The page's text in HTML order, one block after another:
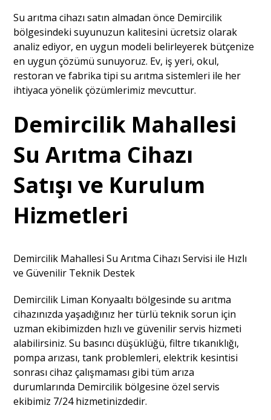
Su arıtma cihazı satın almadan önce Demircilik
bölgesindeki suyunuzun kalitesini ücretsiz olarak
analiz ediyor, en uygun modeli belirleyerek bütçenize
en uygun çözümü sunuyoruz. Ev, iş yeri, okul,
restoran ve fabrika tipi su arıtma sistemleri ile her
ihtiyaca yönelik çözümlerimiz mevcuttur.
Demircilik Mahallesi
Su Arıtma Cihazı
Satışı ve Kurulum
Hizmetleri
Demircilik Mahallesi Su Arıtma Cihazı Servisi ile Hızlı
ve Güvenilir Teknik Destek
Demircilik Liman Konyaaltı bölgesinde su arıtma
cihazınızda yaşadığınız her türlü teknik sorun için
uzman ekibimizden hızlı ve güvenilir servis hizmeti
alabilirsiniz. Su basıncı düşüklüğü, filtre tıkanıklığı,
pompa arızası, tank problemleri, elektrik kesintisi
sonrası cihaz çalışmaması gibi tüm arıza
durumlarında Demircilik bölgesine özel servis
ekibimiz 7/24 hizmetinizdedir.